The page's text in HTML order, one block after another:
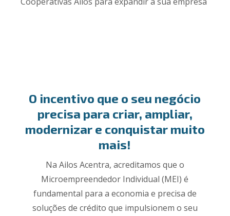
O incentivo que o seu negócio
precisa para criar, ampliar,
modernizar e conquistar muito
mais!
Na Ailos Acentra, acreditamos que o
Microempreendedor Individual (MEI) é
fundamental para a economia e precisa de
soluções de crédito que impulsionem o seu